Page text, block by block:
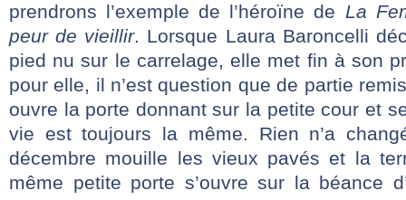
prendrons l’exemple de l’héroïne de La
peur de vieillir. Lorsque Laura Baroncelli
pied nu sur le carrelage, elle met fin à son
pour elle, il n’est question que de partie
ouvre la porte donnant sur la petite cour et
vie est toujours la même. Rien n’a
décembre mouille les vieux pavés et la
même petite porte s’ouvre sur la béance